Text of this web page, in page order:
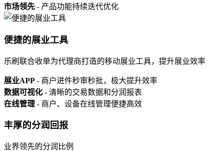
市场领先 - 产品功能持续迭代优化
便捷的展业工具
乐刷联合收单为代理商打造的移动展业工具，提升展业效率
展业APP - 商户进件秒审秒批，极大提升效率
数据可视化 - 清晰的交易数据和分润报表
在线管理 - 商户、设备在线管理便捷高效
丰厚的分润回报
业界领先的分润比例